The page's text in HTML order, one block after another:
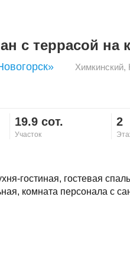
с террасой на
Химкинский,
19.9 сот.
Участок
2
гостиная, гостевая
комната персонала с